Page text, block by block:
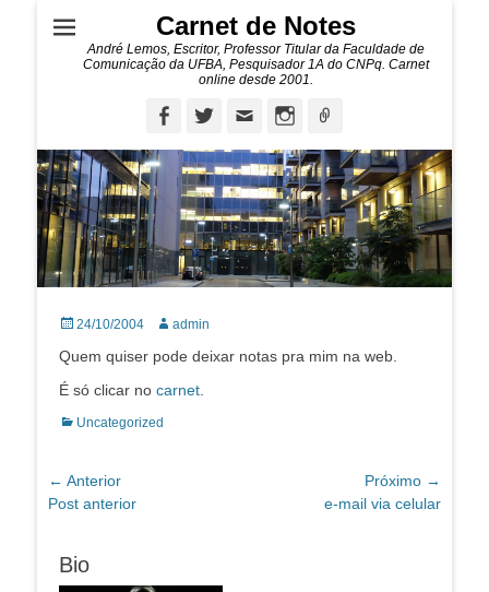
Carnet de Notes
André Lemos, Escritor, Professor Titular da Faculdade de
Comunicação da UFBA, Pesquisador 1A do CNPq. Carnet
online desde 2001.
FacebookTwitterEmail Instagram
Posted
24/10/2004 Autor:admin
Quem quiser pode deixar notas pra mim na web.
É só clicar no carnet.
Categorias:
Uncategorized
Navegação
de
← Anterior
Post
Post anterior
Próximo →
e-mail via celular
Bio